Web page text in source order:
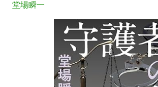
堂場瞬一